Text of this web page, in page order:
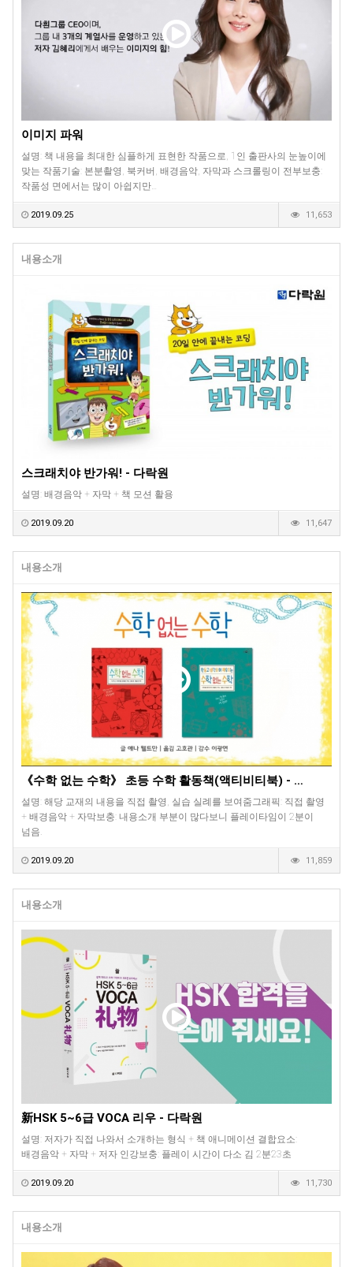
이미지 파워
설명: 책 내용을 최대한 심플하게 표현한 작품으로, 1인 출판사의 눈높이에
맞는 작품기술: 본분촬영, 북커버, 배경음악, 자막과 스크롤링이 전부보충:
작품성 면에서는 많이 아쉽지만…
2019.09.25 11,653
내용소개
스크래치야 반가워! - 다락원
설명: 배경음악 + 자막 + 책 모션 활용
2019.09.20 11,647
내용소개
《수학 없는 수학》 초등 수학 활동책(액티비티북) - …
설명: 해당 교재의 내용을 직접 촬영, 실습 실례를 보여줌그래픽: 직접 촬영
+ 배경음악 + 자막보충: 내용소개 부분이 많다보니 플레이타임이 2분이
넘음.
2019.09.20 11,859
내용소개
新HSK 5~6급 VOCA 리우 - 다락원
설명: 저자가 직접 나와서 소개하는 형식 + 책 애니메이션 결합요소:
배경음악 + 자막 + 저자 인강보충: 플레이 시간이 다소 김 2분23초
2019.09.20 11,730
내용소개